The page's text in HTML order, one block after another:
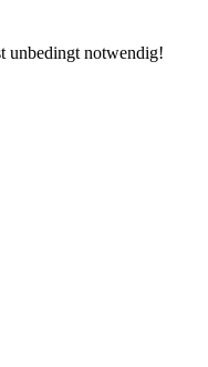
unbedingt notwendig!